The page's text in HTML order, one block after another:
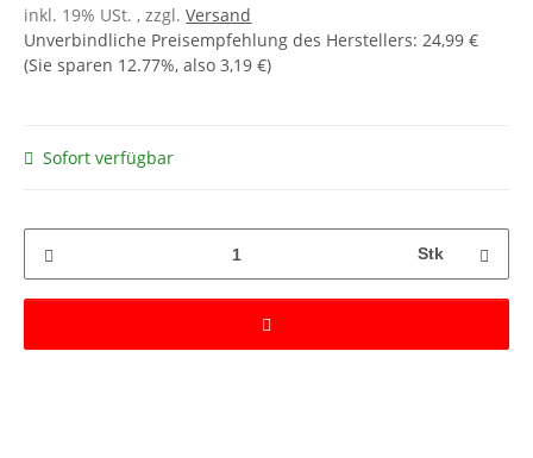
inkl. 19% USt. , zzgl.Versand
Unverbindliche Preisempfehlung des Herstellers:24,99 €
(Sie sparen 12.77%, also3,19 €)
Sofort verfügbar
Stk